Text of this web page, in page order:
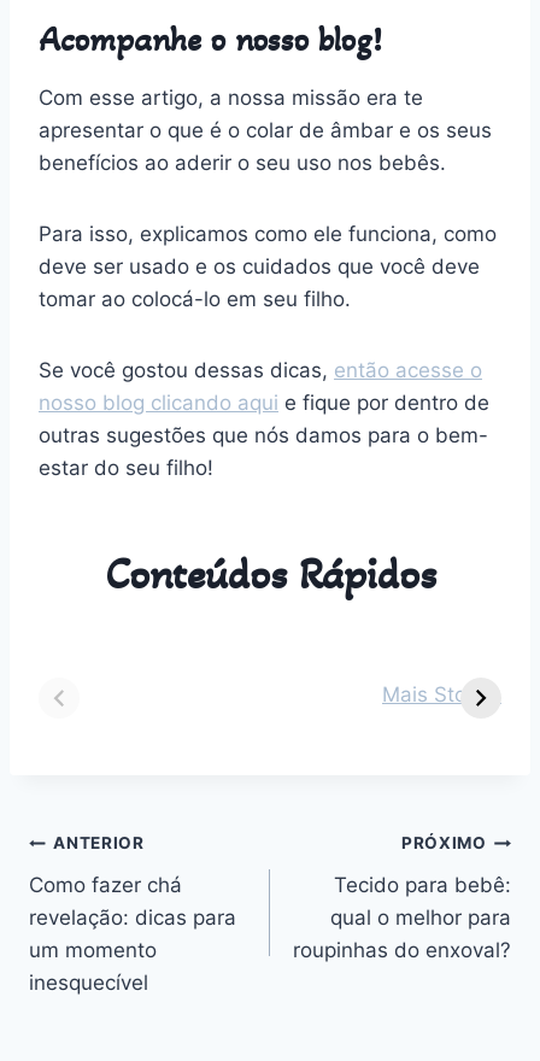
Acompanhe o nosso blog!
Com esse artigo, a nossa missão era te
apresentar o que é o colar de âmbar e os seus
benefícios ao aderir o seu uso nos bebês.
Para isso, explicamos como ele funciona, como
deve ser usado e os cuidados que você deve
tomar ao colocá-lo em seu filho.
Se você gostou dessas dicas, então acesse o
nosso blog clicando aqui e fique por dentro de
outras sugestões que nós damos para o bem-
estar do seu filho!
Conteúdos Rápidos
Mais Stories
seu bebê de 2
sobre Parto
Navegação
de
Post
ANTERIOR
Como fazer chá
revelação: dicas para
um momento
inesquecível
PRÓXIMO
Tecido para bebê:
qual o melhor para
roupinhas do enxoval?